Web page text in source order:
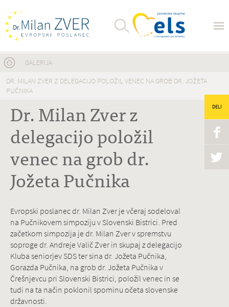
Nahajate se tukaj
GALERIJA
DR. MILAN ZVER Z DELEGACIJO POLOŽIL VENEC NA GROB DR. JOŽETA
PUČNIKA
Dr. Milan Zver z
delegacijo položil
venec na grob dr.
Jožeta Pučnika
DELI
Evropski poslanec dr. Milan Zver je včeraj sodeloval
na Pučnikovem simpoziju v Slovenski Bistrici. Pred
začetkom simpozija je dr. Milan Zver v spremstvu
soproge dr. Andreje Valič Zver in skupaj z delegacijo
Kluba seniorjev SDS ter sina dr. Jožeta Pučnika,
Gorazda Pučnika, na grob dr. Jožeta Pučnika v
Črešnjevcu pri Slovenski Bistrici, položil venec in se
tudi na ta način poklonil spominu očeta slovenske
državnosti.